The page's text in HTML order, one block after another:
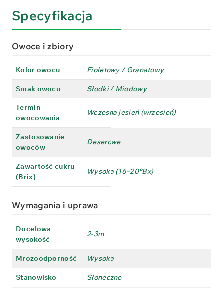
Specyfikacja
Owoce i zbiory
Kolor owocu Fioletowy / Granatowy
Smak owocu Słodki / Miodowy
Termin
owocowania
Wczesna jesień (wrzesień)
Zastosowanie
owoców
Deserowe
Zawartość cukru
(Brix)
Wysoka (16–20°Bx)
Wymagania i uprawa
Docelowa
wysokość
2-3m
Mrozoodporność Wysoka
Stanowisko Słoneczne